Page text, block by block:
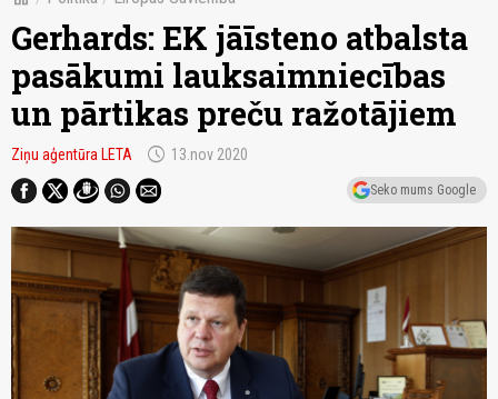
Gerhards: EK jāīsteno atbalsta
pasākumi lauksaimniecības
un pārtikas preču ražotājiem
Ziņu aģentūra LETA schedule 13.nov 2020
Seko mums Google